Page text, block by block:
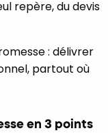
repère, du devis
: délivrer
partout où
en 3 points